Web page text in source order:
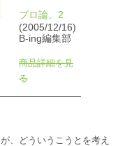
プロ論。2
(2005/12/16)
B-ing編集部
商品詳細を見
る
が、どういうこうとを考え